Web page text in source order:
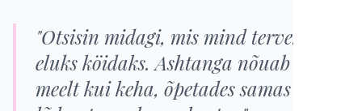
"Otsisin midagi, mis mind terveks
eluks köidaks. Ashtanga nõuab nii
meelt kui keha, õpetades samas